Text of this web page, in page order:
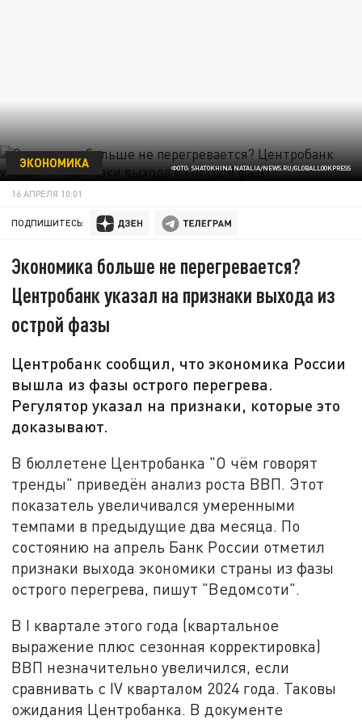
ФОТО: SHATOKHINA NATALIA/NEWS.RU/GLOBALLOOKPRESS
ЭКОНОМИКА
16 АПРЕЛЯ 10:01
ПОДПИШИТЕСЬ:
Экономика больше не перегревается?
Центробанк указал на признаки выхода из
острой фазы
Центробанк сообщил, что экономика России
вышла из фазы острого перегрева.
Регулятор указал на признаки, которые это
доказывают.
В бюллетене Центробанка "О чём говорят
тренды" приведён анализ роста ВВП. Этот
показатель увеличивался умеренными
темпами в предыдущие два месяца. По
состоянию на апрель Банк России отметил
признаки выхода экономики страны из фазы
острого перегрева, пишут "Ведомсоти".
В I квартале этого года (квартальное
выражение плюс сезонная корректировка)
ВВП незначительно увеличился, если
сравнивать с IV кварталом 2024 года. Таковы
ожидания Центробанка. В документе